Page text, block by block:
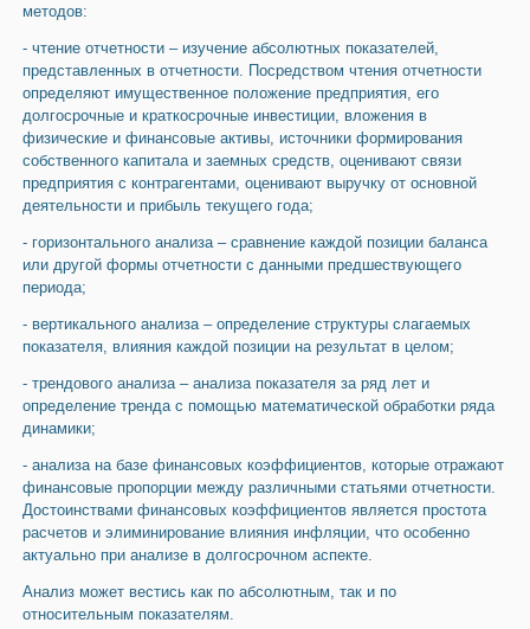
методов:
- чтение отчетности – изучение абсолютных показателей,
представленных в отчетности. Посредством чтения отчетности
определяют имущественное положение предприятия, его
долгосрочные и краткосрочные инвестиции, вложения в
физические и финансовые активы, источники формирования
собственного капитала и заемных средств, оценивают связи
предприятия с контрагентами, оценивают выручку от основной
деятельности и прибыль текущего года;
- горизонтального анализа – сравнение каждой позиции баланса
или другой формы отчетности с данными предшествующего
периода;
- вертикального анализа – определение структуры слагаемых
показателя, влияния каждой позиции на результат в целом;
- трендового анализа – анализа показателя за ряд лет и
определение тренда с помощью математической обработки ряда
динамики;
- анализа на базе финансовых коэффициентов, которые отражают
финансовые пропорции между различными статьями отчетности.
Достоинствами финансовых коэффициентов является простота
расчетов и элиминирование влияния инфляции, что особенно
актуально при анализе в долгосрочном аспекте.
Анализ может вестись как по абсолютным, так и по
относительным показателям.